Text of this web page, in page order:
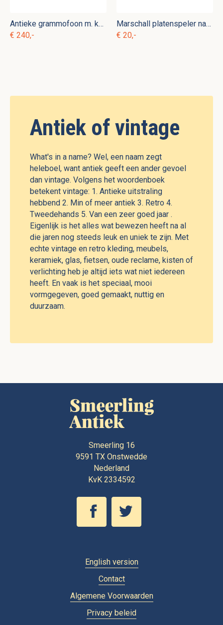
Antieke grammofoon m. ko 12
€ 240,-
Marschall platenspeler naalden c.m 1
€ 20,-
Antiek of vintage
What's in a name? Wel, een naam zegt
heleboel, want antiek geeft een ander gevoel
dan vintage. Volgens het woordenboek
betekent vintage: 1. Antieke uitstraling
hebbend 2. Min of meer antiek 3. Retro 4.
Tweedehands 5. Van een zeer goed jaar .
Eigenlijk is het alles wat bewezen heeft na al
die jaren nog steeds leuk en uniek te zijn. Met
echte vintage en retro kleding, meubels,
keramiek, glas, fietsen, oude reclame, kisten of
verlichting heb je altijd iets wat niet iedereen
heeft. En vaak is het speciaal, mooi
vormgegeven, goed gemaakt, nuttig en
duurzaam.
Smeerling 16
9591 TX Onstwedde
Nederland
KvK 2334592
English version
Contact
Algemene Voorwaarden
Privacy beleid